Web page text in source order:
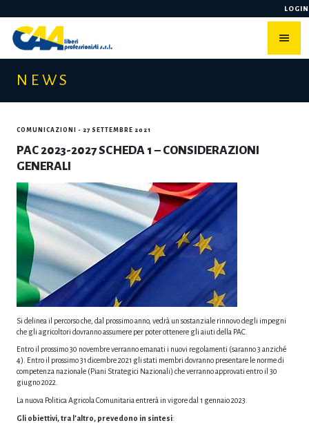
to
content
LOGIN
NEWS
COMUNICAZIONI - 27 SETTEMBRE 2021
PAC 2023-2027 SCHEDA 1 – CONSIDERAZIONI
GENERALI
Si delinea il percorso che, dal prossimo anno, vedrà un sostanziale rinnovo degli impegni
che gli agricoltori dovranno assumere per poter ottenere gli aiuti della PAC.
Entro il prossimo 30 novembre verranno emanati i nuovi regolamenti (saranno 3 anziché
4). Entro il prossimo 31 dicembre 2021 gli stati membri dovranno presentare le norme di
competenza nazionale (Piani Strategici Nazionali) che verranno approvati entro il 30
giugno 2022.
La nuova Politica Agricola Comunitaria entrerà in vigore dal 1 gennaio 2023.
Gli obiettivi, tra l’altro, prevedono in sintesi: